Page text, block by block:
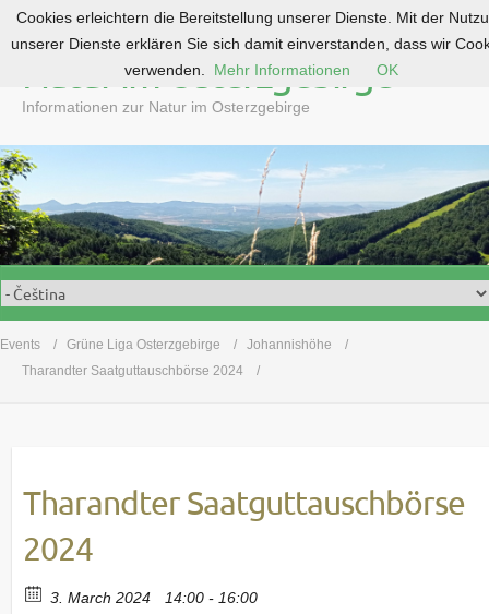
o
c
o
n
t
e
n
Natur im Osterzgebirge
Informationen zur Natur im Osterzgebirge
Events Grüne Liga Osterzgebirge
Johannishöhe
Tharandter Saatguttauschbörse 2024
Tharandter Saatguttauschbörse
2024
3. March 2024 14:00 - 16:00
Cookies erleichtern die Bereitstellung unserer Dienste. Mit der
unserer Dienste erklären Sie sich damit einverstanden, dass wir
verwenden.
Mehr Informationen OK